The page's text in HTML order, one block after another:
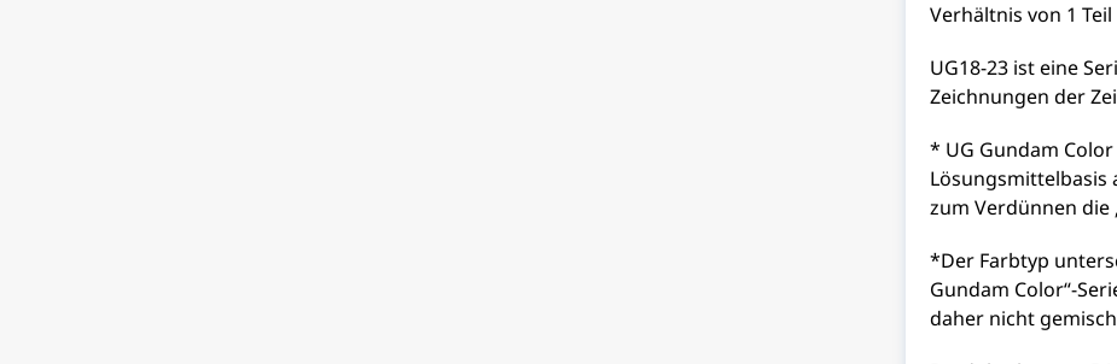
Verhältnis von 1
UG18-23 ist eine
Zeichnungen der
* UG Gundam
Lösungsmittelbasis
zum Verdünnen die
*Der Farbtyp
Gundam Color“-
daher nicht